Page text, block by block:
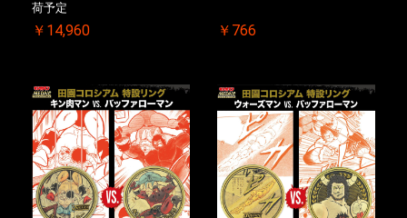
荷予定
￥14,960 ￥766